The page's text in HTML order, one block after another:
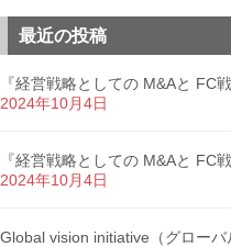
最近の投稿
『経営戦略としての M&Aと FC
2024年10月4日
『経営戦略としての M&Aと FC
2024年10月4日
Global vision initiative（グローバ